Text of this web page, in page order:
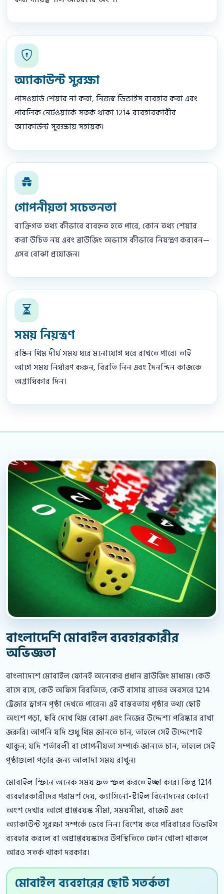
অ্যাকাউন্ট সুরক্ষা
পাসওয়ার্ড শেয়ার না করা, নিজস্ব ডিভাইস ব্যবহার করা এবং
পাবলিক নেটওয়ার্কে সতর্ক থাকা 1214 ব্যবহারকারীর
অ্যাকাউন্ট সুরক্ষায় সহায়ক।
গোপনীয়তা সচেতনতা
ব্যক্তিগত তথ্য কীভাবে ব্যবহৃত হতে পারে, কোন তথ্য শেয়ার
করা উচিত নয় এবং ব্রাউজিং অভ্যাস কীভাবে নিয়ন্ত্রণ করবেন—
এসব বোঝা প্রয়োজন।
সময় নিয়ন্ত্রণ
রঙিন থিম দীর্ঘ সময় ধরে মনোযোগ ধরে রাখতে পারে। তাই
আগে সময় নির্ধারণ করুন, বিরতি নিন এবং দৈনন্দিন কাজকে
অগ্রাধিকার দিন।
বাংলাদেশি মোবাইল ব্যবহারকারীর
অভিজ্ঞতা
বাংলাদেশে মোবাইল ফোনই অনেকের প্রধান ব্রাউজিং মাধ্যম। কেউ
বাসে বসে, কেউ অফিস বিরতিতে, কেউ বাসায় রাতের অবসরে 1214
ট্রেজার ড্রাগন পৃষ্ঠা দেখতে পারেন। এই বাস্তবতায় পৃষ্ঠার তথ্য ছোট
অংশে পড়া, ছবি দেখে থিম বোঝা এবং নিজের উদ্দেশ্য পরিষ্কার রাখা
জরুরি। আপনি যদি শুধু থিম জানতে চান, তাহলে সেই উদ্দেশ্যেই
থাকুন; যদি শর্তাবলী বা গোপনীয়তা সম্পর্কে জানতে চান, তাহলে সেই
পৃষ্ঠাগুলো পড়ার জন্য আলাদা সময় রাখুন।
মোবাইল স্ক্রিনে অনেক সময় দ্রুত স্ক্রল করতে ইচ্ছা করে। কিন্তু 1214
ব্যবহারকারীদের পরামর্শ দেয়, ক্যাসিনো-স্টাইল বিনোদনের কোনো
অংশ দেখার আগে প্রাপ্তবয়স্ক সীমা, সময়সীমা, বাজেট এবং
অ্যাকাউন্ট সুরক্ষা সম্পর্কে ভেবে নিন। বিশেষ করে পরিবারের ডিভাইস
ব্যবহার করলে বা অপ্রাপ্তবয়স্কদের উপস্থিতিতে ফোন খোলা থাকলে
আরও সতর্ক থাকা দরকার।
মোবাইল ব্যবহারের ছোট সতর্কতা